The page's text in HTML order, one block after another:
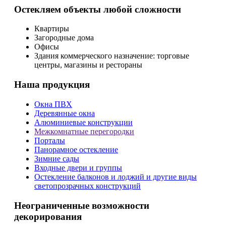
Остекляем объекты любой сложности
Квартиры
Загородные дома
Офисы
Здания коммерческого назначение: торговые
центры, магазины и рестораны
Наша продукция
Окна ПВХ
Деревянные окна
Алюминиевые конструкции
Межкомнатные перегородки
Порталы
Панорамное остекление
Зимние сады
Входные двери и группы
Остекление балконов и лоджий и другие виды
светопрозрачных конструкций
Неограниченные возможности
декорирования